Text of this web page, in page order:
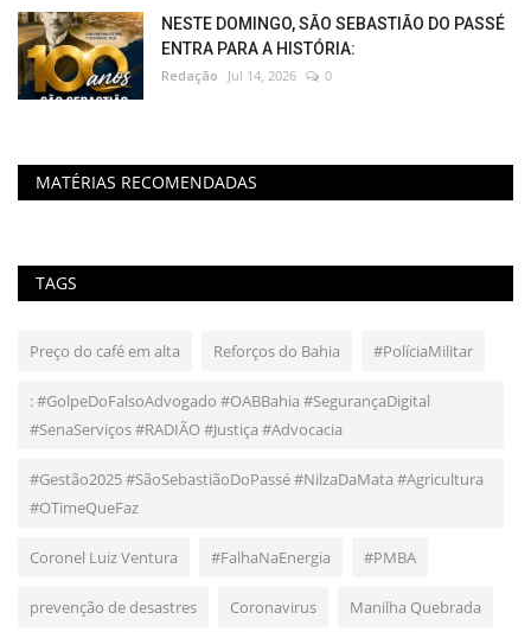
NESTE DOMINGO, SÃO SEBASTIÃO DO PASSÉ
ENTRA PARA A HISTÓRIA:
Redação Jul 14, 2026 0
MATÉRIAS RECOMENDADAS
TAGS
Preço do café em alta Reforços do Bahia #PolíciaMilitar
: #GolpeDoFalsoAdvogado #OABBahia #SegurançaDigital
#SenaServiços #RADIÃO #Justiça #Advocacia
#Gestão2025 #SãoSebastiãoDoPassé #NilzaDaMata #Agricultura
#OTimeQueFaz
Coronel Luiz Ventura #FalhaNaEnergia #PMBA
prevenção de desastres Coronavirus Manilha Quebrada